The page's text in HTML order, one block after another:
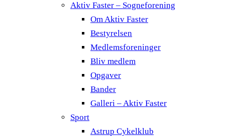
Aktiv Faster – Sogneforening
Om Aktiv Faster
Bestyrelsen
Medlemsforeninger
Bliv medlem
Opgaver
Bander
Galleri – Aktiv Faster
Sport
Astrup Cykelklub